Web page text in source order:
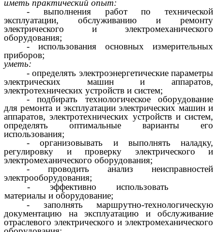
иметь практический опыт:
- выполнения работ по технической
эксплуатации, обслуживанию и ремонту
электрического и электромеханического
оборудования;
- использования основных измерительных
приборов;
уметь:
- определять электроэнергетические параметры
электрических машин и аппаратов,
электротехнических устройств и систем;
- подбирать технологическое оборудование
для ремонта и эксплуатации электрических машин и
аппаратов, электротехнических устройств и систем,
определять оптимальные варианты его
использования;
- организовывать и выполнять наладку,
регулировку и проверку электрического и
электромеханического оборудования;
- проводить анализ неисправностей
электрооборудования;
- эффективно использовать
материалы и оборудование;
- заполнять маршрутно-технологическую
документацию на эксплуатацию и обслуживание
отраслевого электрического и электромеханического